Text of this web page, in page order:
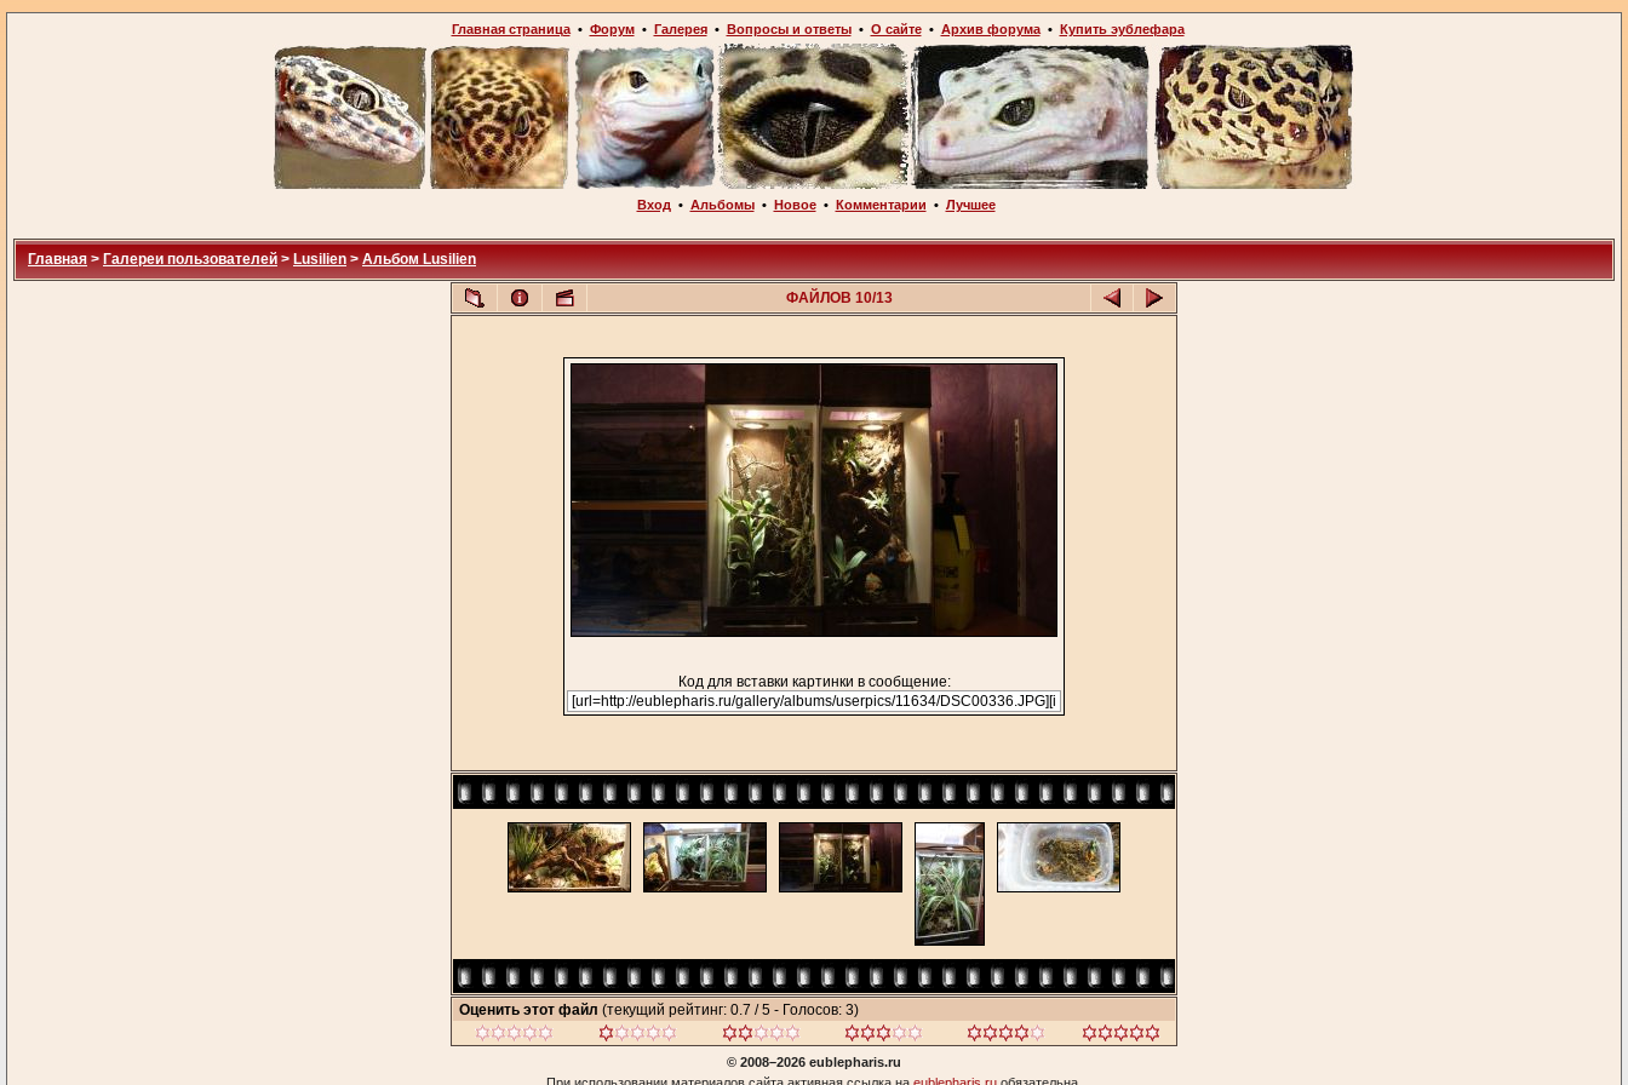
Главная страница• Форум• Галерея• Вопросы и ответы• О сайте• Архив форума• Купить эублефара
Вход • Альбомы• Новое• Комментарии • Лучшее
Главная > Галереи пользователей > Lusilien > Альбом Lusilien
ФАЙЛОВ 10/13
Код для вставки картинки в сообщение:
Оценить этот файл (текущий рейтинг: 0.7 / 5 - Голосов: 3)
© 2008–2026 eublepharis.ru